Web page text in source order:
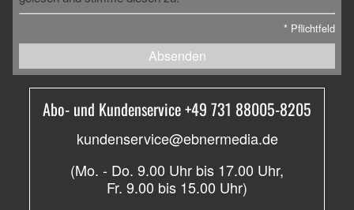
* Pflichtfeld
Absenden
Abo- und Kundenservice +49 731 88005-8205
kundenservice@ebnermedia.de
(Mo. - Do. 9.00 Uhr bis 17.00 Uhr,
Fr. 9.00 bis 15.00 Uhr)